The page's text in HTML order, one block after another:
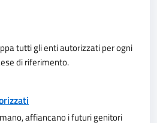
tutti gli enti autorizzati per ogni
di riferimento.
affiancano i futuri genitori